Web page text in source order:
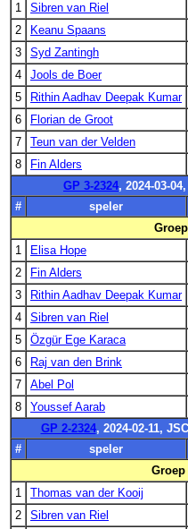
1
Sibren van Riel
2
Keanu Spaans
3
Syd Zantingh
4
Jools de Boer
5
Rithin Aadhav Deepak Kumar
6
Florian de Groot
7
Teun van der Velden
8
Fin Alders
GP 3-2324, 2024-03-
#
speler
1
Elisa Hope
2
Fin Alders
3
Rithin Aadhav Deepak Kumar
4
Sibren van Riel
5
Özgür Ege Karaca
6
Raj van den Brink
7
Abel Pol
8
Youssef Aarab
GP 2-2324, 2024-02-11,
#
speler
Groep
1
Thomas van der Kooij
2
Sibren van Riel